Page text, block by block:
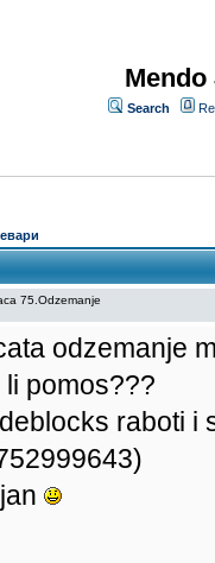
Search
75.Odzemanje
odzemanje
pomos???
raboti i